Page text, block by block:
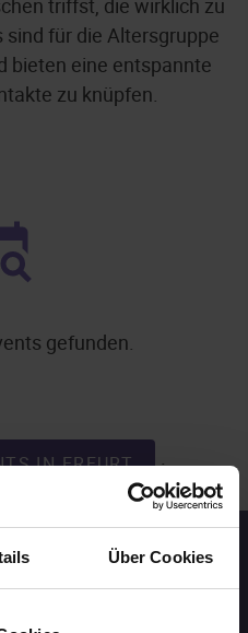
Über Cookies
triffst, die wirklich zu
sind für die Altersgruppe
bieten eine entspannte
zu knüpfen.
gefunden.
IN ERFURT .